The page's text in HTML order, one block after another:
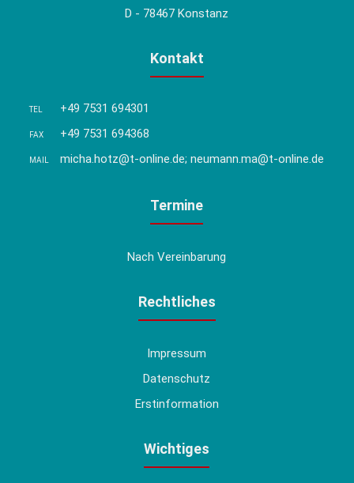
D - 78467 Konstanz
Kontakt
TEL +49 7531 694301
FAX +49 7531 694368
MAIL micha.hotz@t-online.de; neumann.ma@t-online.de
Termine
Nach Vereinbarung
Rechtliches
Impressum
Datenschutz
Erstinformation
Wichtiges